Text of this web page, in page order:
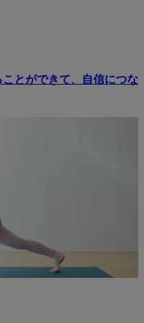
とができて、自信につな